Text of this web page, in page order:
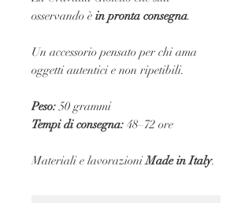
osservando è in pronta consegna.
Un accessorio pensato per chi ama
oggetti autentici e non ripetibili.
Peso:50 grammi
Tempi di consegna: 48–72 ore
Materiali e lavorazioniMade in Italy.